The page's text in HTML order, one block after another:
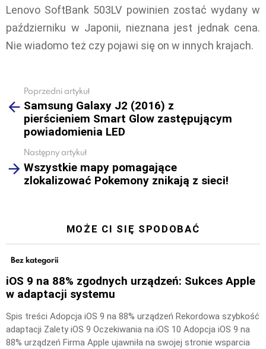
Lenovo SoftBank 503LV powinien zostać wydany w
październiku w Japonii, nieznana jest jednak cena.
Nie wiadomo też czy pojawi się on w innych krajach.
more
Poprzedni artykuł
Samsung Galaxy J2 (2016) z
pierścieniem Smart Glow zastępującym
powiadomienia LED
Następny artykuł
Wszystkie mapy pomagające
zlokalizować Pokemony znikają z sieci!
MOŻE CI SIĘ SPODOBAĆ
Bez kategorii
iOS 9 na 88% zgodnych urządzeń: Sukces Apple
w adaptacji systemu
Spis treści Adopcja iOS 9 na 88% urządzeń Rekordowa szybkość
adaptacji Zalety iOS 9 Oczekiwania na iOS 10 Adopcja iOS 9 na
88% urządzeń Firma Apple ujawniła na swojej stronie wsparcia